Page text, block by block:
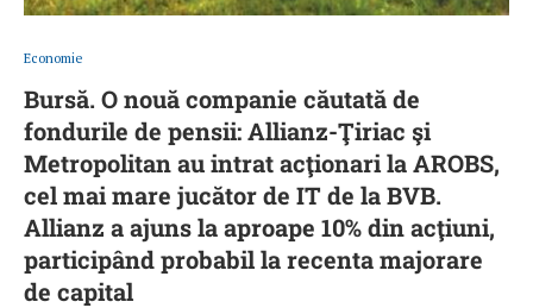
Economie
Bursă. O nouă companie căutată de
fondurile de pensii: Allianz-Ţiriac şi
Metropolitan au intrat acţionari la AROBS,
cel mai mare jucător de IT de la BVB.
Allianz a ajuns la aproape 10% din acţiuni,
participând probabil la recenta majorare
de capital